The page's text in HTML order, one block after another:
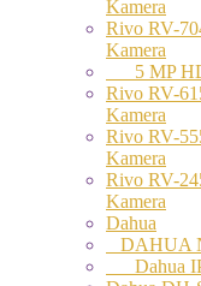
Kamera
Rivo RV-
Kamera
5 MP HD
Rivo RV-
Kamera
Rivo RV-
Kamera
Rivo RV-
Kamera
Dahua
DAHUA
Dahua